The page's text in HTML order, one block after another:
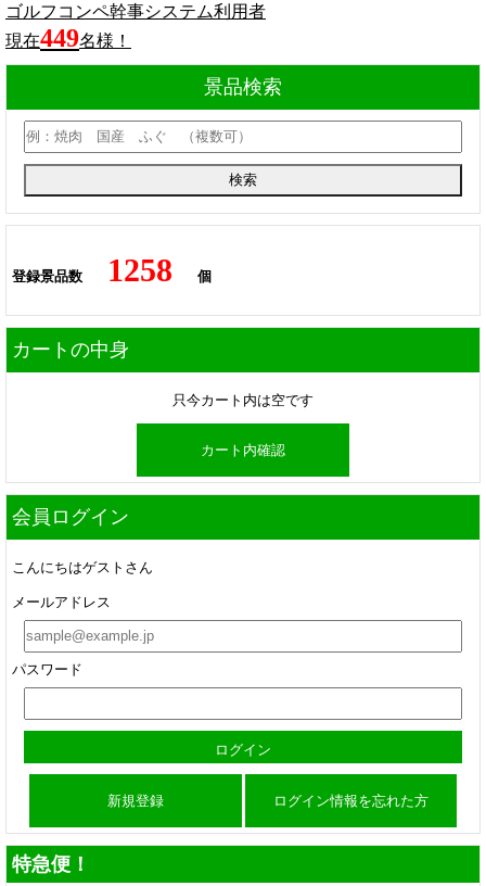
ゴルフコンペ幹事システム利用者
現在449名様！
景品検索
登録景品数 1258 個
カートの中身
只今カート内は空です
カート内確認
会員ログイン
こんにちはゲストさん
メールアドレス
パスワード
新規登録 ログイン情報を忘れた方
特急便！